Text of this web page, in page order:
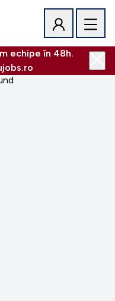
echipe în 48h.